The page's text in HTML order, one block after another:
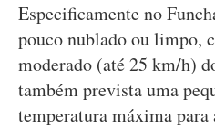
Especificamente no
pouco nublado ou limpo,
moderado (até 25 km/h)
também prevista uma
temperatura máxima para